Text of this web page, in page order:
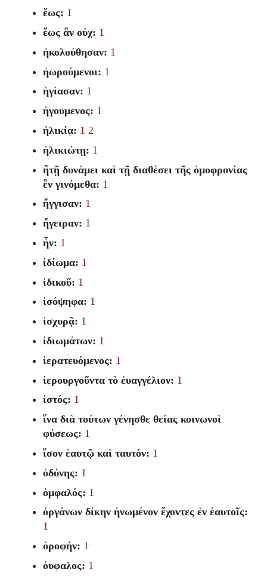
ἕως: 1
ἕως ἂν οὐχ: 1
ἠκολούθησαν: 1
ἠωρούμενοι: 1
ἡγίασαν: 1
ἡγουμενος: 1
ἡλικίᾳ: 1 2
ἡλικιώτῃ: 1
ἢτῇ δυνάμει καὶ τῇ διαθέσει τῆς ὁμοφρονίας
ἓν γινόμεθα: 1
ἤγγισαν: 1
ἤγειραν: 1
ἦν: 1
ἰδίωμα: 1
ἰδικοῦ: 1
ἰσόψηφα: 1
ἰσχυρᾷ: 1
ἱδιωμάτων: 1
ἱερατευόμενος: 1
ἱερουργοῦντα τὸ ἐυαγγέλιον: 1
ἱστός: 1
ἵνα διὰ τούτων γένησθε θείας κοινωνοὶ
φύσεως: 1
ἵσον ἑαυτῷ καὶ ταυτόν: 1
ὀδύνης: 1
ὀμφαλός: 1
ὀργάνων δίκην ἡνωμένον ἔχοντες ἐν ἑαυτοῖς:
1
ὀροφήν: 1
ὀυφαλος: 1